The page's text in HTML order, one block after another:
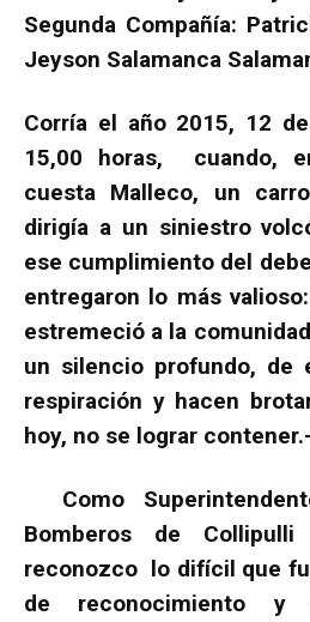
Segunda Compañía:
Jeyson Salamanca
Corría el año 2015, 12
15,00 horas, cuando,
cuesta Malleco, un
dirigía a un siniestro
ese cumplimiento del
entregaron lo más
estremeció a la
un silencio profundo, de
respiración y hacen
hoy, no se lograr contener.-
Como
Bomberos de
reconozco lo difícil que
de reconocimiento y